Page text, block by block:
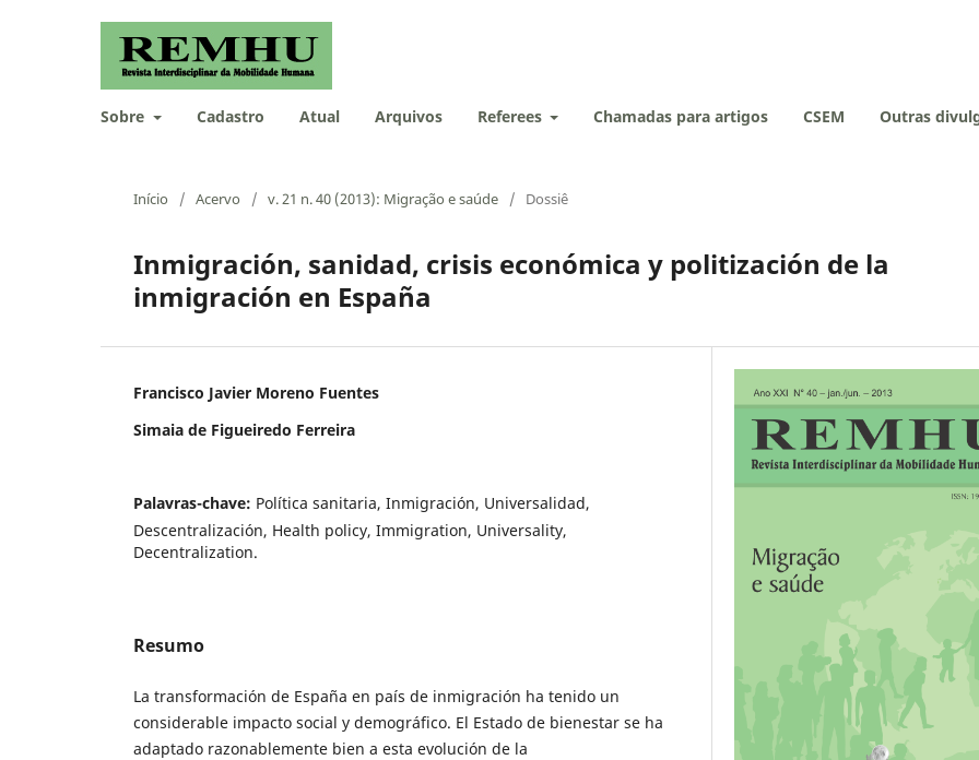
Sobre Cadastro Atual Arquivos Referees Chamadas para artigos CSEM Outras
Início / Acervo / v. 21 n. 40 (2013): Migração e saúde / Dossiê
Inmigración, sanidad, crisis económica y politización de la
inmigración en España
Francisco Javier Moreno Fuentes
Simaia de Figueiredo Ferreira
Palavras-chave: Política sanitaria, Inmigración, Universalidad,
Descentralización, Health policy, Immigration, Universality,
Decentralization.
Resumo
La transformación de España en país de inmigración ha tenido un
considerable impacto social y demográfico. El Estado de bienestar se ha
adaptado razonablemente bien a esta evolución de la